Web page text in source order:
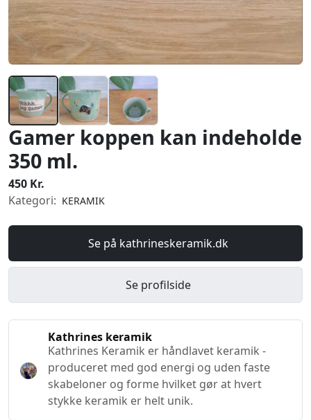
Gamer koppen kan indeholde
350 ml.
450 Kr.
Kategori: KERAMIK
Se på kathrineskeramik.dk
Se profilside
Kathrines keramik
Kathrines Keramik er håndlavet keramik -
produceret med god energi og uden faste
skabeloner og forme hvilket gør at hvert
stykke keramik er helt unik.